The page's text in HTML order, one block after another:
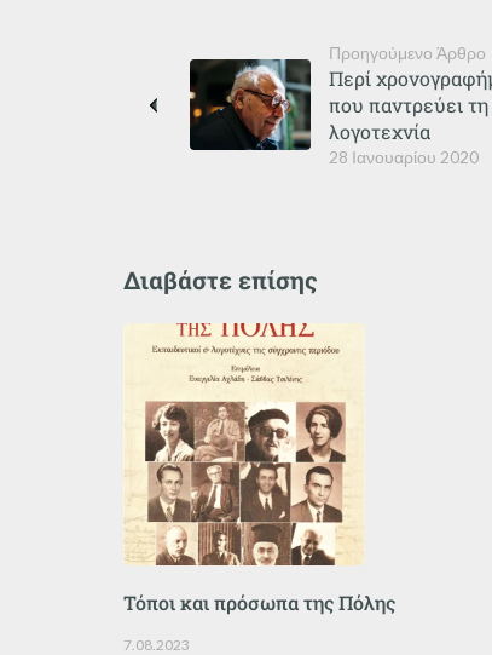
Προηγούμενο Άρθρο
28 Ιανουαρίου 2020
Περί
που παντρεύει
λογοτεχνία
Διαβάστε επίσης
Τόποι και πρόσωπα της Πόλης
7.08.2023